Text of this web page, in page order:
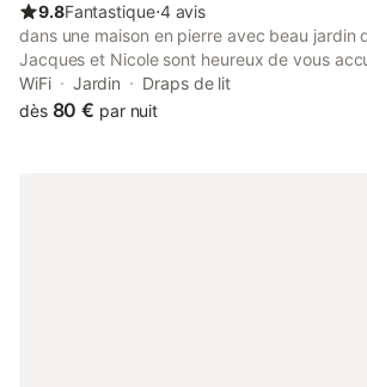
9.8Fantastique⋅4 avis
dans une maison en pierre avec beau jardin
Jacques et Nicole sont heureux de vous
chambres d’hôtes avec salle de bain et WC
salle aménagée avec coin cuisine à
WiFi Jardin
Draps de lit
dès 80 € par nuit